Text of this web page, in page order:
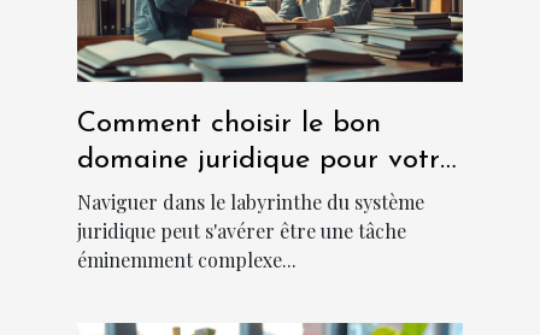
Comment choisir le bon
domaine juridique pour votre
cas ?
Naviguer dans le labyrinthe du système
juridique peut s'avérer être une tâche
éminemment complexe...